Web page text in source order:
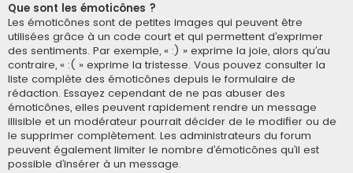
Que sont les émoticônes ?
Les émoticônes sont de petites images qui peuvent être
utilisées grâce à un code court et qui permettent d’exprimer
des sentiments. Par exemple, « :) » exprime la joie, alors qu’au
contraire, « :( » exprime la tristesse. Vous pouvez consulter la
liste complète des émoticônes depuis le formulaire de
rédaction. Essayez cependant de ne pas abuser des
émoticônes, elles peuvent rapidement rendre un message
illisible et un modérateur pourrait décider de le modifier ou de
le supprimer complètement. Les administrateurs du forum
peuvent également limiter le nombre d’émoticônes qu’il est
possible d’insérer à un message.